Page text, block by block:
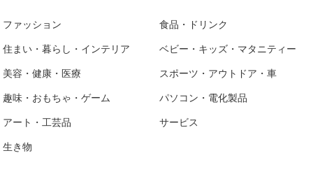
ファッション 食品・ドリンク
住まい・暮らし・インテリア ベビー・キッズ・マタニティー
美容・健康・医療 スポーツ・アウトドア・車
趣味・おもちゃ・ゲーム パソコン・電化製品
アート・工芸品 サービス
生き物